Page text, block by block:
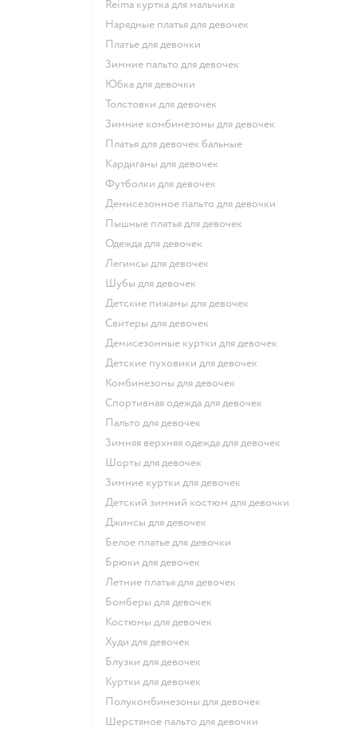
Reima куртка для мальчика
Нарядные платья для девочек
Платье для девочки
Зимние пальто для девочек
Юбка для девочки
Толстовки для девочек
Зимние комбинезоны для девочек
Платья для девочек бальные
Кардиганы для девочек
Футболки для девочек
Демисезонное пальто для девочки
Пышные платья для девочек
Одежда для девочек
Легинсы для девочек
Шубы для девочек
Детские пижамы для девочек
Свитеры для девочек
Демисезонные куртки для девочек
Детские пуховики для девочек
Комбинезоны для девочек
Спортивная одежда для девочек
Пальто для девочек
Зимняя верхняя одежда для девочек
Шорты для девочек
Зимние куртки для девочек
Детский зимний костюм для девочки
Джинсы для девочек
Белое платье для девочки
Брюки для девочек
Летние платья для девочек
Бомберы для девочек
Костюмы для девочек
Худи для девочек
Блузки для девочек
Куртки для девочек
Полукомбинезоны для девочек
Шерстяное пальто для девочки